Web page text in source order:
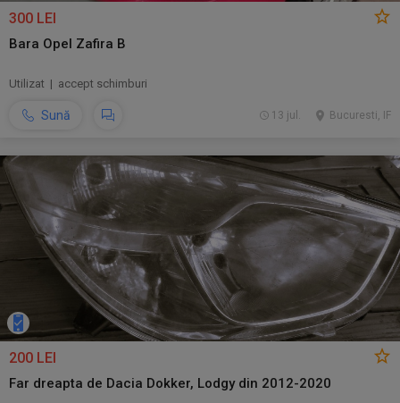
300 LEI
Bara Opel Zafira B
Utilizat | accept schimburi
Sună Bucuresti, IF
13 jul.
200 LEI
Far dreapta de Dacia Dokker, Lodgy din 2012-2020